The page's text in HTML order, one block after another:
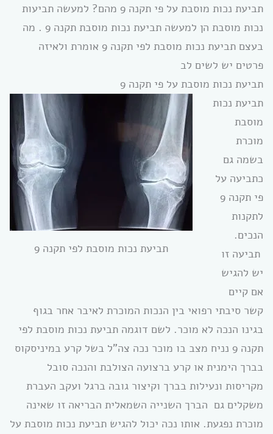
תביעת נכות מוסבת על פי תקנה 9 מהם? למעשה תביעות
נכות מוסבת הן למעשה תביעת נכות מוסבת תקנה 9 . מה
בעצם תביעת נכות מוסבת לפי תקנה 9 אומרת ולאיזה
פרטים יש לשים לב
תביעת נכות מוסבת על פי תקנה 9
תביעת נכות מוסבת לפי תקנה 9
תביעת נכות
מוסבת
מוכרת
בשמה גם
כתביעה על
פי תקנה 9
לתקנות
הנכים.
תביעה זו
יש להגיש
אם קיים
קשר סיבתי רפואי בין הנכות המוכרת לאיבר אחר בגוף
בגינו הנכה לא מוכר. לשם דוגמה תביעת נכות מוסבת לפי
תקנה 9 נניח מצב בו מוכר נכה צה”ל בשל קרע במיניסקוס
בברך הימנית או קרע ברצועה הצולבת והנכה סובל
מקריסות ונעילות בברך וקיצור גובה ברגל ועקב העברת
משקלים גם הברך השנייה השמאלית הבריאה זו שאינה
מוכרת נפגעת. אותו נכה יכול להגיש תביעת נכות מוסבת על